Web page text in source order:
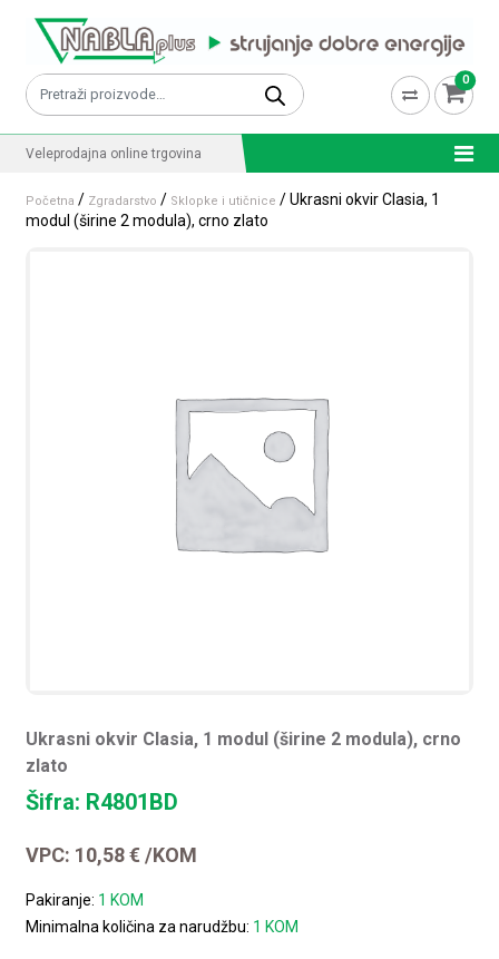
Pretraži: 0
Veleprodajna online trgovina
Početna / Zgradarstvo / Sklopke i utičnice / Ukrasni okvir Clasia, 1
modul (širine 2 modula), crno zlato
Ukrasni okvir Clasia, 1 modul (širine 2 modula), crno
zlato
Šifra: R4801BD
VPC: 10,58€ /KOM
Pakiranje: 1 KOM
Minimalna količina za narudžbu: 1 KOM